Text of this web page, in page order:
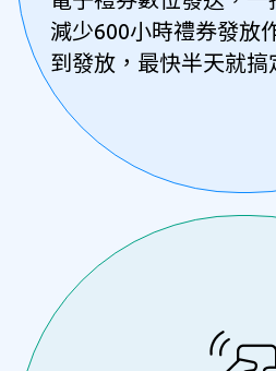
減少600小時禮券發放
到發放，最快半天就搞